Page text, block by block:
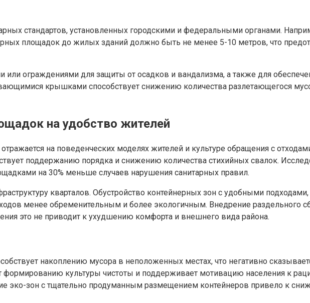
стандартов, установленных городскими и федеральными органами.
площадок до жилых зданий должно быть не менее 5-10 метров, что
ограждениями для защиты от осадков и вандализма, а также для
крышками способствует снижению количества разлетающегося
на удобство жителей
на поведенческих моделях жителей и культуре обращения с
поддержанию порядка и снижению количества стихийных свалок.
на 30% меньше случаев нарушения санитарных правил.
кварталов. Обустройство контейнерных зон с удобными
менее обременительным и более экологичным. Внедрение раздельного
это не приводит к ухудшению комфорта и внешнего вида района.
накоплению мусора в неположенных местах, что негативно
формированию культуры чистоты и поддерживает мотивацию населения к
эко-зон с тщательно продуманным размещением контейнеров привело к